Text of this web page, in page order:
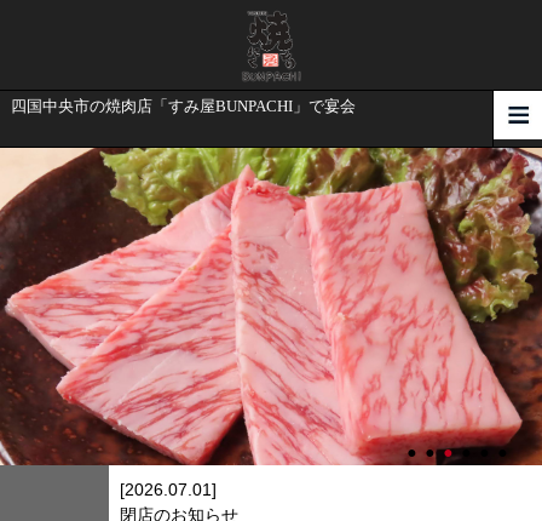
四国中央市の焼肉店「すみ屋BUNPACHI」で宴会
[2026.07.01]
閉店のお知らせ